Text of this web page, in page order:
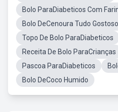
Bolo ParaDiabeticos Com
Bolo DeCenoura Tudo Gostoso
Topo De Bolo ParaDiabeticos
Receita De Bolo ParaCrianças
Pascoa ParaDiabeticos
Bolo DeCoco Humido